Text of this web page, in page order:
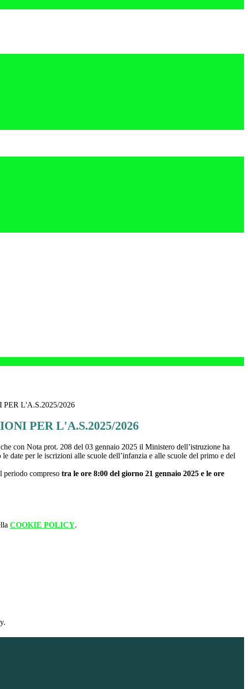
L'A.S.2025/2026
PER L'A.S.2025/2026
con Nota prot. 208 del 03 gennaio 2025 il Ministero dell’istruzione ha
le date per le iscrizioni alle scuole dell’infanzia e alle scuole del primo e del
periodo compreso tra le ore 8:00 del giorno 21 gennaio 2025 e le ore
COOKIE POLICY.